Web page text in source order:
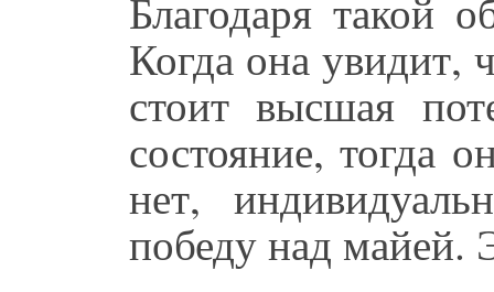
Благодаря такой
Когда она увидит,
стоит высшая
состояние, тогда
нет,
победу над майей.